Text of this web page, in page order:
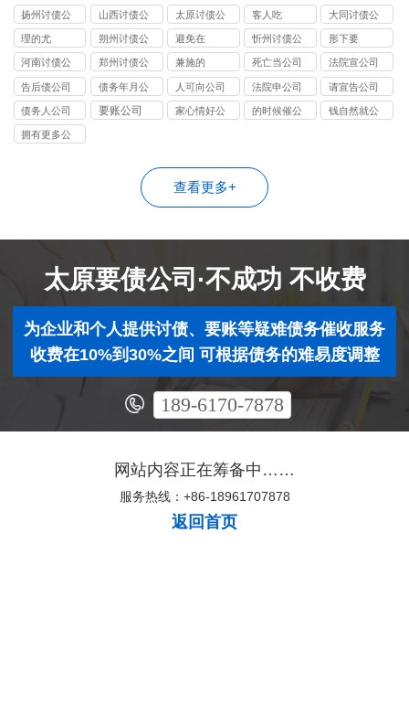
司
司
司
司
扬州讨债公
司
山西讨债公
司
太原讨债公
司
客人吃
大同讨债公
司
理的尤
朔州讨债公
司
避免在
忻州讨债公
司
形下要
河南讨债公
司
郑州讨债公
司
兼施的 死亡当公司 法院宣公司
告后债公司
债务年月公
司
人可向公司 法院申公司 请宣告公司
债务人公司 要账公司
家心情好公
的时候催公
钱自然就公
拥有更多公
查看更多+
太原要债公司·不成功 不收费
为企业和个人提供讨债、要账等疑难债务催收服务
收费在10%到30%之间 可根据债务的难易度调整
189-6170-7878
网站内容正在筹备中……
服务热线：+86-18961707878
返回首页